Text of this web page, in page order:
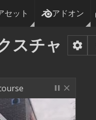
セット アドオン
スチャ